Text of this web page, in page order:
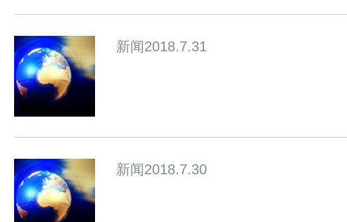
新闻2018.7.31
新闻2018.7.30